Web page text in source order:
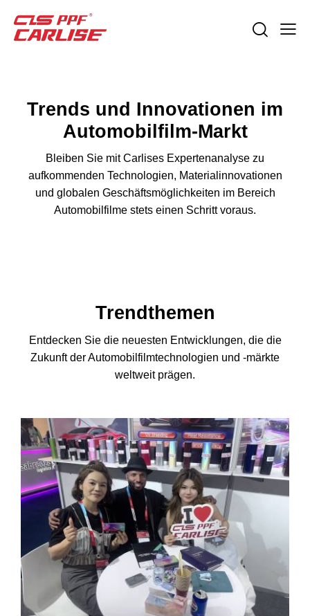
Trends und Innovationen im
Automobilfilm-Markt
Bleiben Sie mit Carlises Expertenanalyse zu
aufkommenden Technologien, Materialinnovationen
und globalen Geschäftsmöglichkeiten im Bereich
Automobilfilme stets einen Schritt voraus.
Trendthemen
Entdecken Sie die neuesten Entwicklungen, die die
Zukunft der Automobilfilmtechnologien und -märkte
weltweit prägen.